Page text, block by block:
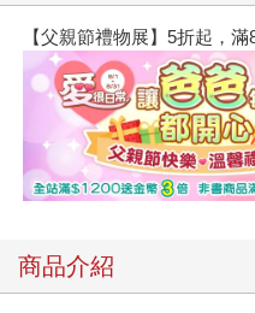
【父親節禮物展】5折起，
商品介紹